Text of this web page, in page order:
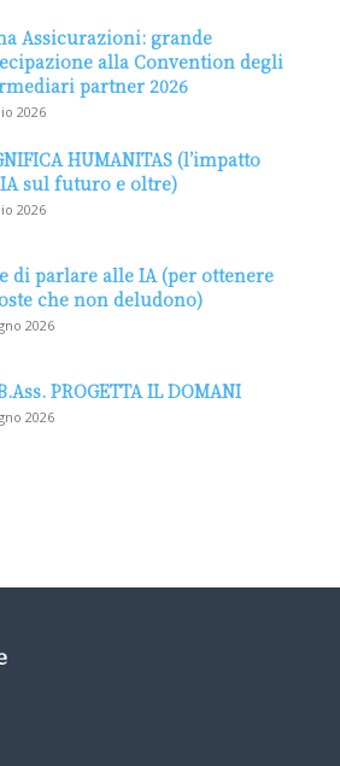
Assicurazioni: grande
alla Convention degli
partner 2026
2026
HUMANITAS (l’impatto
sul futuro e oltre)
2026
di parlare alle IA (per ottenere
che non deludono)
2026
PROGETTA IL DOMANI
2026